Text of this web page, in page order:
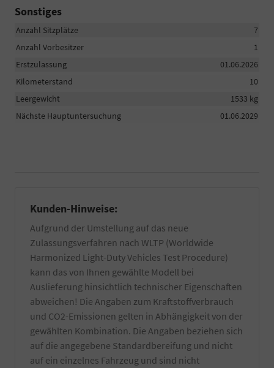
Sonstiges
Anzahl Sitzplätze
7
Anzahl Vorbesitzer
1
Erstzulassung
01.06.2026
Kilometerstand
10
Leergewicht
1533 kg
Nächste Hauptuntersuchung
01.06.2029
Kunden-Hinweise:
Aufgrund der Umstellung auf das neue
Zulassungsverfahren nach WLTP (Worldwide
Harmonized Light-Duty Vehicles Test Procedure)
kann das von Ihnen gewählte Modell bei
Auslieferung hinsichtlich technischer Eigenschaften
abweichen! Die Angaben zum Kraftstoffverbrauch
und CO2-Emissionen gelten in Abhängigkeit von der
gewählten Kombination. Die Angaben beziehen sich
auf die angegebene Standardbereifung und nicht
auf ein einzelnes Fahrzeug und sind nicht